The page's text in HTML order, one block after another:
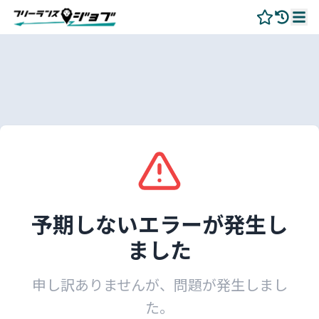
予期しないエラーが発生し
ました
申し訳ありませんが、問題が発生しまし
た。